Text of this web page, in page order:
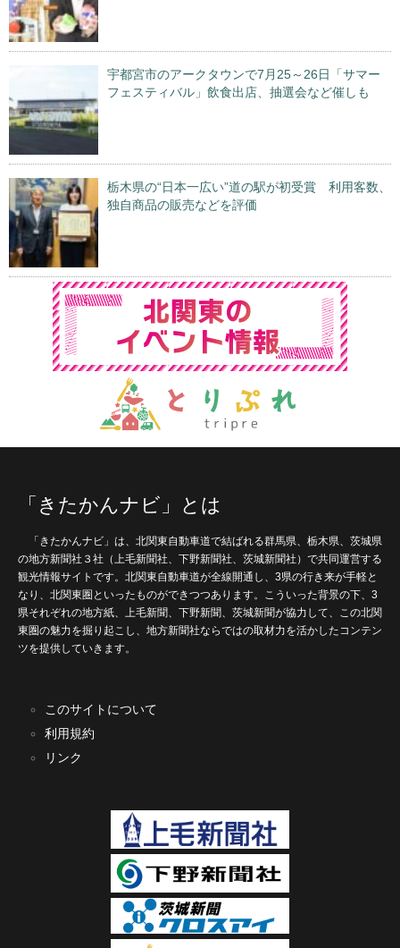
宇都宮市のアークタウンで7月25～26日「サマー
フェスティバル」飲食出店、抽選会など催しも
栃木県の“日本一広い”道の駅が初受賞 利用客数、
独自商品の販売などを評価
「きたかんナビ」とは
「きたかんナビ」は、北関東自動車道で結ばれる群馬県、栃木県、茨城県
の地方新聞社３社（上毛新聞社、下野新聞社、茨城新聞社）で共同運営する
観光情報サイトです。北関東自動車道が全線開通し、3県の行き来が手軽と
なり、北関東圏といったものができつつあります。こういった背景の下、3
県それぞれの地方紙、上毛新聞、下野新聞、茨城新聞が協力して、この北関
東圏の魅力を掘り起こし、地方新聞社ならではの取材力を活かしたコンテン
ツを提供していきます。
このサイトについて
利用規約
リンク